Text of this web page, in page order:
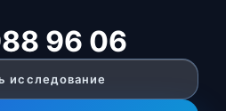
96 06
исследование